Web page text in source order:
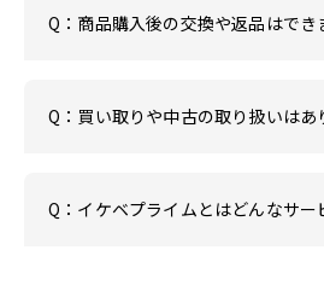
Q：商品購入後の交換や返品はでき
Q：買い取りや中古の取り扱いはあ
Q：イケベプライムとはどんなサー